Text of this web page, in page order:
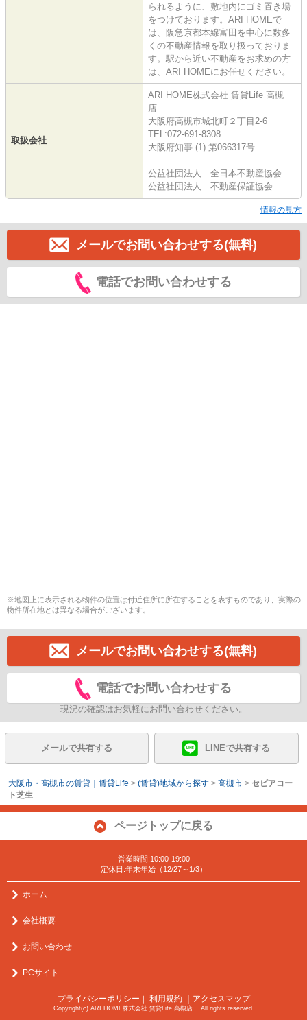
られるように、敷地内にゴミ置き場
をつけております。ARI HOMEで
は、阪急京都本線富田を中心に数多
くの不動産情報を取り扱っておりま
す。駅から近い不動産をお求めの方
は、ARI HOMEにお任せください。
取扱会社
ARI HOME株式会社 賃貸Life 高槻
店
大阪府高槻市城北町２丁目2-6
TEL:072-691-8308
大阪府知事 (1) 第066317号
公益社団法人 全日本不動産協会
公益社団法人 不動産保証協会
情報の見方
メールでお問い合わせする(無料)
電話でお問い合わせする
※地図上に表示される物件の位置は付近住所に所在することを表すものであり、実際の
物件所在地とは異なる場合がございます。
メールでお問い合わせする(無料)
電話でお問い合わせする
現況の確認はお気軽にお問い合わせください。
メールで共有する LINEで共有する
大阪市・高槻市の賃貸｜賃貸Life > (賃貸)地域から探す > 高槻市 > セピアコー
ト芝生
ページトップに戻る
営業時間:10:00-19:00
定休日:年末年始（12/27～1/3）
ホーム
会社概要
お問い合わせ
PCサイト
プライバシーポリシー 利用規約 ｜アクセスマップ
Copyright(c) ARI HOME株式会社 賃貸Life 高槻店 All rights reserved.